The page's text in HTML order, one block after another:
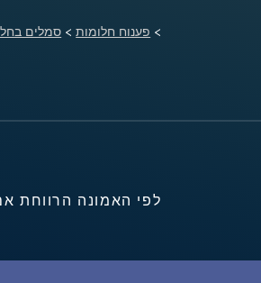
> פענוח חלומות > סמלים
לפי האמונה הרווחת